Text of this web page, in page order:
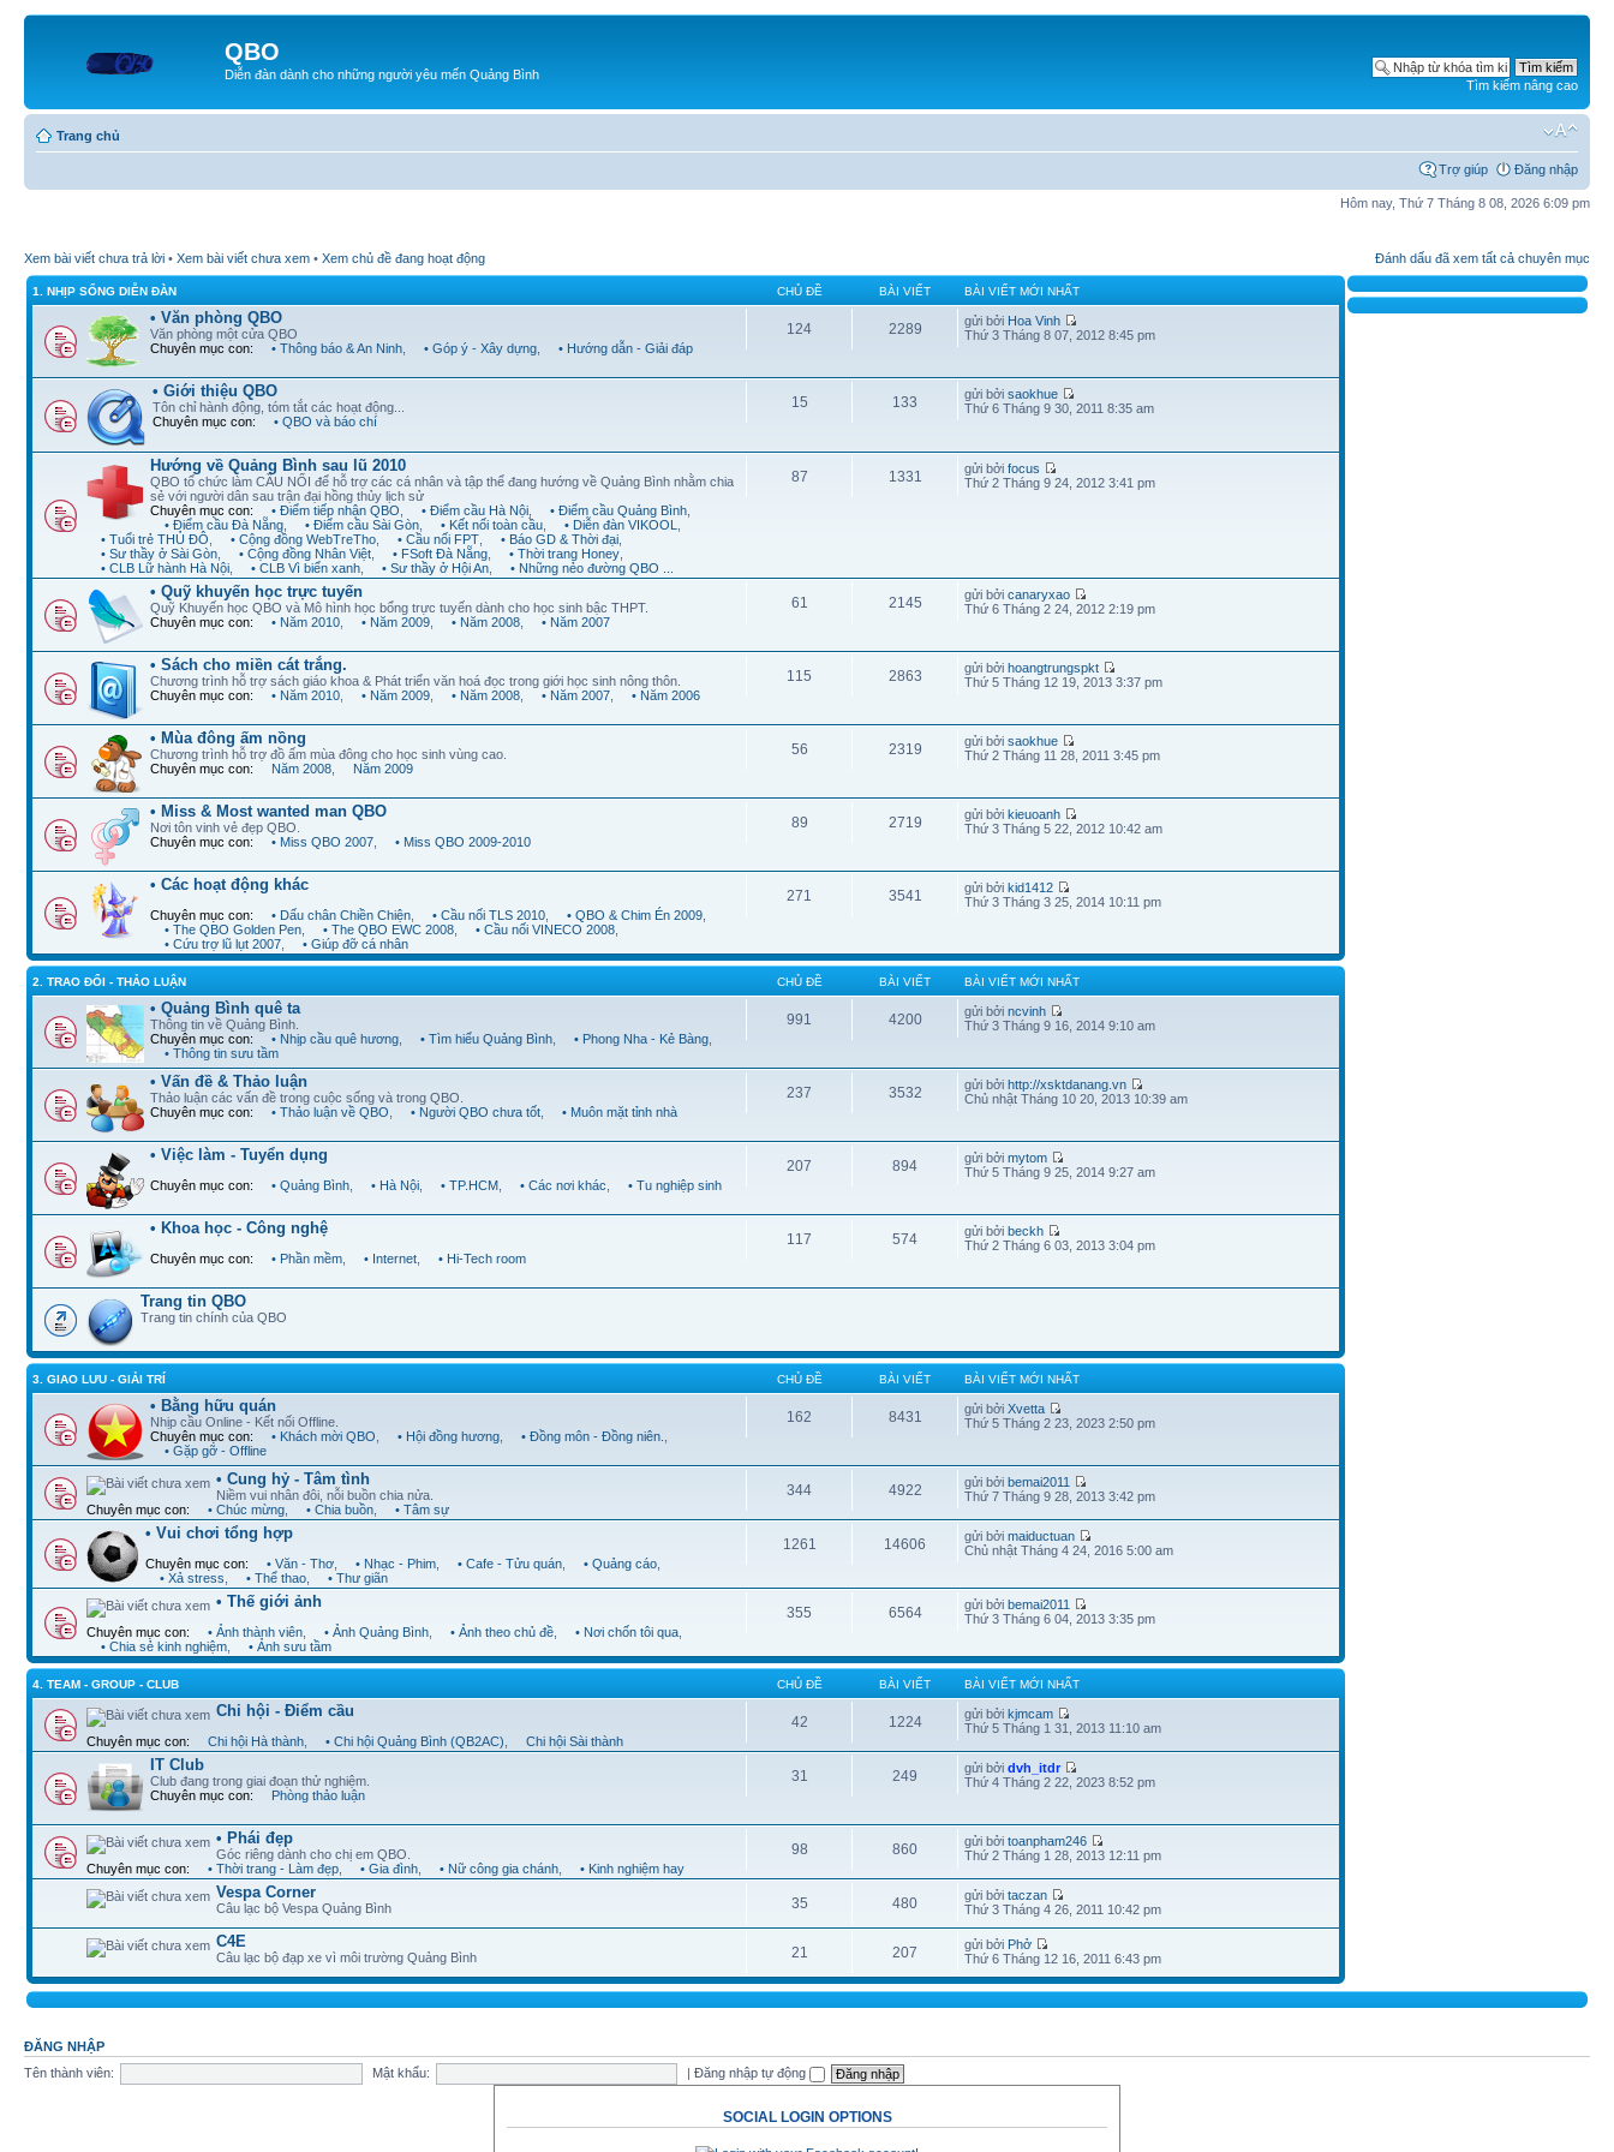
QBO
Diễn đàn dành cho những người yêu mến Quảng Bình
Tìm kiếm nâng cao
Trang chủ
Trợ giúp Đăng nhập
Hôm nay, Thứ 7 Tháng 8 08, 2026 6:09 pm
Xem bài viết chưa trả lời • Xem bài viết chưa xem • Xem chủ đề đang hoạt động Đánh dấu đã xem tất cả chuyên mục
1. NHỊP SỐNG DIỄN ĐÀN CHỦ ĐỀ BÀI VIẾT BÀI VIẾT MỚI NHẤT
• Văn phòng QBO
Văn phòng một cửa QBO
Chuyên mục con:
• Thông báo & An Ninh • Góp ý - Xây dựng • Hướng dẫn - Giải đáp
124 2289 gửi bởi Hoa Vinh
Thứ 3 Tháng 8 07, 2012 8:45 pm
• Giới thiệu QBO
Tôn chỉ hành động, tóm tắt các hoạt động...
Chuyên mục con:
• QBO và báo chí
15 133 gửi bởisaokhue
Thứ 6 Tháng 9 30, 2011 8:35 am
Hướng về Quảng Bình sau lũ 2010
QBO tổ chức làm CẦU NỐI để hỗ trợ các cá nhân và tập thể đang hướng về Quảng Bình nhằm chia
sẻ với người dân sau trận đại hồng thủy lịch sử
Chuyên mục con:
• Điểm tiếp nhận QBO • Điểm cầu Hà Nội • Điểm cầu Quảng Bình
• Điểm cầu Đà Nẵng
• Điểm cầu Sài Gòn • Kết nối toàn cầu • Diễn đàn VIKOOL
• Tuổi trẻ THỦ ĐÔ
• Cộng đồng WebTreTho • Cầu nối FPT • Báo GD & Thời đại
• Sư thầy ở Sài Gòn
• Cộng đồng Nhân Việt • FSoft Đà Nẵng • Thời trang Honey
• CLB Lữ hành Hà Nội
• CLB Vì biển xanh • Sư thầy ở Hội An • Những nẻo đường QBO ...
87 1331 gửi bởifocus
Thứ 2 Tháng 9 24, 2012 3:41 pm
• Quỹ khuyến học trực tuyến
Quỹ Khuyến học QBO và Mô hình học bổng trực tuyến dành cho học sinh bậc THPT.
Chuyên mục con:
• Năm 2010 • Năm 2009 • Năm 2008 • Năm 2007
61 2145 gửi bởicanaryxao
Thứ 6 Tháng 2 24, 2012 2:19 pm
• Sách cho miền cát trắng.
Chương trình hỗ trợ sách giáo khoa & Phát triển văn hoá đọc trong giới học sinh nông thôn.
Chuyên mục con:
• Năm 2010 • Năm 2009 • Năm 2008 • Năm 2007 • Năm 2006
115 2863 gửi bởihoangtrungspkt
Thứ 5 Tháng 12 19, 2013 3:37 pm
• Mùa đông ấm nồng
Chương trình hỗ trợ đồ ấm mùa đông cho học sinh vùng cao.
Chuyên mục con:
Năm 2008 Năm 2009
56 2319 gửi bởisaokhue
Thứ 2 Tháng 11 28, 2011 3:45 pm
• Miss & Most wanted man QBO
Nơi tôn vinh vẻ đẹp QBO.
Chuyên mục con:
• Miss QBO 2007 • Miss QBO 2009-2010
89 2719 gửi bởikieuoanh
Thứ 3 Tháng 5 22, 2012 10:42 am
• Các hoạt động khác
Chuyên mục con: • Dấu chân Chiền Chiện • Cầu nối TLS 2010 • QBO & Chim Én 2009
• The QBO Golden Pen
• The QBO EWC 2008 • Cầu nối VINECO 2008
• Cứu trợ lũ lụt 2007
• Giúp đỡ cá nhân
271 3541 gửi bởikid1412
Thứ 3 Tháng 3 25, 2014 10:11 pm
2. TRAO ĐỔI - THẢO LUẬN CHỦ ĐỀ BÀI VIẾT BÀI VIẾT MỚI NHẤT
• Quảng Bình quê ta
Thông tin về Quảng Bình.
Chuyên mục con:
• Nhịp cầu quê hương • Tìm hiểu Quảng Bình • Phong Nha - Kẻ Bàng
• Thông tin sưu tầm
991 4200 gửi bởincvinh
Thứ 3 Tháng 9 16, 2014 9:10 am
• Vấn đề & Thảo luận
Thảo luận các vấn đề trong cuộc sống và trong QBO.
Chuyên mục con:
• Thảo luận về QBO • Người QBO chưa tốt • Muôn mặt tỉnh nhà
237 3532 gửi bởihttp://xsktdanang.vn
Chủ nhật Tháng 10 20, 2013 10:39 am
• Việc làm - Tuyển dụng
Chuyên mục con: • Quảng Bình • Hà Nội • TP.HCM • Các nơi khác • Tu nghiệp sinh
207 894 gửi bởimytom
Thứ 5 Tháng 9 25, 2014 9:27 am
• Khoa học - Công nghệ
Chuyên mục con: • Phần mềm • Internet • Hi-Tech room
117 574 gửi bởibeckh
Thứ 2 Tháng 6 03, 2013 3:04 pm
Trang tin QBO
Trang tin chính của QBO
3. GIAO LƯU - GIẢI TRÍ CHỦ ĐỀ BÀI VIẾT BÀI VIẾT MỚI NHẤT
• Bằng hữu quán
Nhịp cầu Online - Kết nối Offline.
Chuyên mục con:
• Khách mời QBO • Hội đồng hương • Đồng môn - Đồng niên.
• Gặp gỡ - Offline
162 8431 gửi bởiXvetta
Thứ 5 Tháng 2 23, 2023 2:50 pm
• Cung hỷ - Tâm tình
Niềm vui nhân đôi, nỗi buồn chia nửa.
Chuyên mục con:
• Chúc mừng • Chia buồn • Tâm sự
344 4922 gửi bởibemai2011
Thứ 7 Tháng 9 28, 2013 3:42 pm
• Vui chơi tổng hợp
Chuyên mục con: • Văn - Thơ • Nhạc - Phim • Cafe - Tửu quán • Quảng cáo
• Xả stress
• Thể thao • Thư giãn
1261 14606 gửi bởimaiductuan
Chủ nhật Tháng 4 24, 2016 5:00 am
• Thế giới ảnh
Chuyên mục con: • Ảnh thành viên • Ảnh Quảng Bình • Ảnh theo chủ đề • Nơi chốn tôi qua
• Chia sẻ kinh nghiệm
• Ảnh sưu tầm
355 6564 gửi bởibemai2011
Thứ 3 Tháng 6 04, 2013 3:35 pm
4. TEAM - GROUP - CLUB CHỦ ĐỀ BÀI VIẾT BÀI VIẾT MỚI NHẤT
Chi hội - Điểm cầu
Chuyên mục con: Chi hội Hà thành • Chi hội Quảng Bình (QB2AC) Chi hội Sài thành
42 1224 gửi bởikjmcam
Thứ 5 Tháng 1 31, 2013 11:10 am
IT Club
Club đang trong giai đoạn thử nghiệm.
Chuyên mục con:
Phòng thảo luận
31 249 gửi bởidvh_itdr
Thứ 4 Tháng 2 22, 2023 8:52 pm
• Phái đẹp
Góc riêng dành cho chị em QBO.
Chuyên mục con:
• Thời trang - Làm đẹp • Gia đình • Nữ công gia chánh • Kinh nghiệm hay
98 860 gửi bởitoanpham246
Thứ 2 Tháng 1 28, 2013 12:11 pm
Vespa Corner
Câu lạc bộ Vespa Quảng Bình 35 480 gửi bởitaczan
Thứ 3 Tháng 4 26, 2011 10:42 pm
C4E
Câu lạc bộ đạp xe vì môi trường Quảng Bình 21 207 gửi bởi Phở
Thứ 6 Tháng 12 16, 2011 6:43 pm
ĐĂNG NHẬP
Tên thành viên:
Mật khẩu: |Đăng nhập tự động
SOCIAL LOGIN OPTIONS